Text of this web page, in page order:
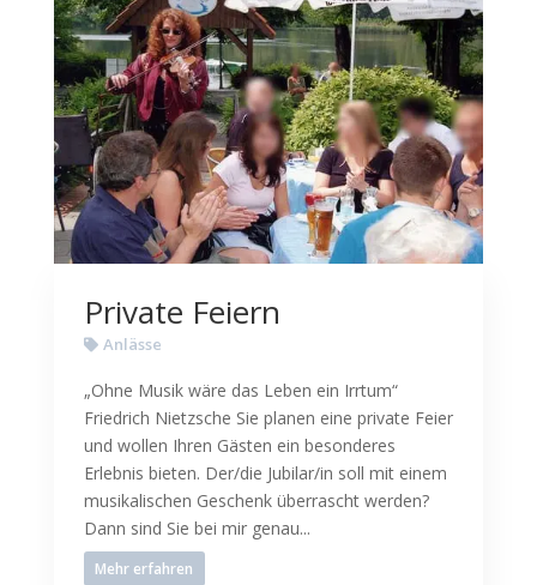
Private Feiern
Anlässe
„Ohne Musik wäre das Leben ein Irrtum“
Friedrich Nietzsche Sie planen eine private Feier
und wollen Ihren Gästen ein besonderes
Erlebnis bieten. Der/die Jubilar/in soll mit einem
musikalischen Geschenk überrascht werden?
Dann sind Sie bei mir genau...
Mehr erfahren